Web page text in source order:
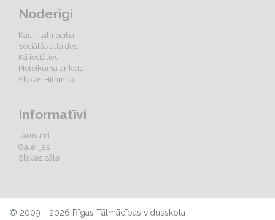
Noderīgi
Kas ir tālmācība
Sociālās atlaides
Kā iestāties
Pieteikuma anketa
Skolas Himmna
Informatīvi
Jaunumi
Galerijas
Slavas zāle
© 2009 - 2026 Rīgas Tālmācības vidusskola